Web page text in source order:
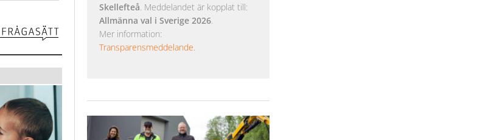
Skellefteå. Meddelandet är kopplat till:
Allmänna val i Sverige 2026.
Mer information:
Transparensmeddelande.